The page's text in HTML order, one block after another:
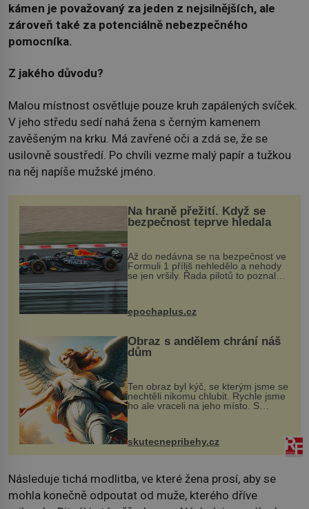
kámen je považovaný za jeden z nejsilnějších, ale
zároveň také za potenciálně nebezpečného
pomocníka.
Z jakého důvodu?
Malou místnost osvětluje pouze kruh zapálených svíček.
V jeho středu sedí nahá žena s černým kamenem
zavěšeným na krku. Má zavřené oči a zdá se, že se
usilovně soustředí. Po chvíli vezme malý papír a tužkou
na něj napíše mužské jméno.
Na hraně přežití. Když se
bezpečnost teprve hledala
Až do nedávna se na bezpečnost ve
Formuli 1 příliš nehledělo a nehody
se jen vršily. Řada pilotů to poznala
na vlastní kůži, často s trvalými
následky nebo bohužel i ztrátou
života. Dnes nepochopiteln...
epochaplus.cz
Obraz s andělem chrání náš
dům
Ten obraz byl kýč, se kterým jsme se
nechtěli nikomu chlubit. Rychle jsme
ho ale vraceli na jeho místo. S
manželem Vaškem jsme si pořídili
chaloupku, takový domek na severu
Čech, kde jsme si naplánova...
skutecnepribehy.cz
Následuje tichá modlitba, ve které žena prosí, aby se
mohla konečně odpoutat od muže, kterého dříve